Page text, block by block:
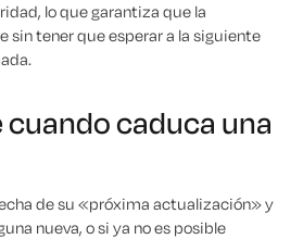
lo que garantiza que la
sin tener que esperar a la siguiente
cuando caduca una
de su «próxima actualización» y
nueva, o si ya no es posible